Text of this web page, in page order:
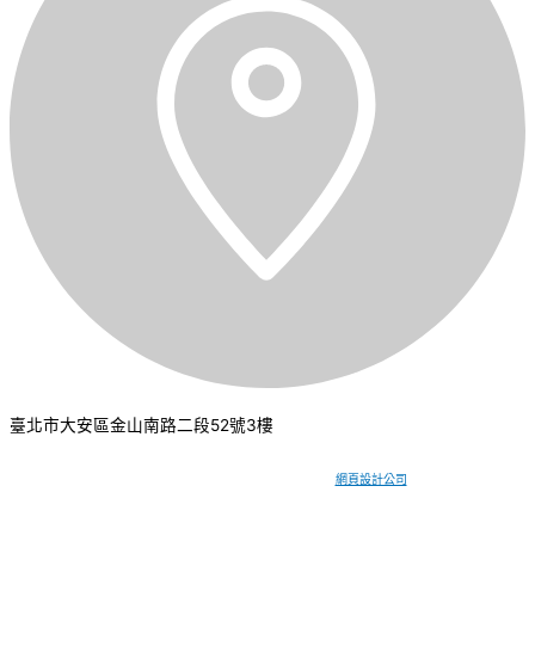
臺北市大安區金山南路二段52號3樓
網頁設計公司